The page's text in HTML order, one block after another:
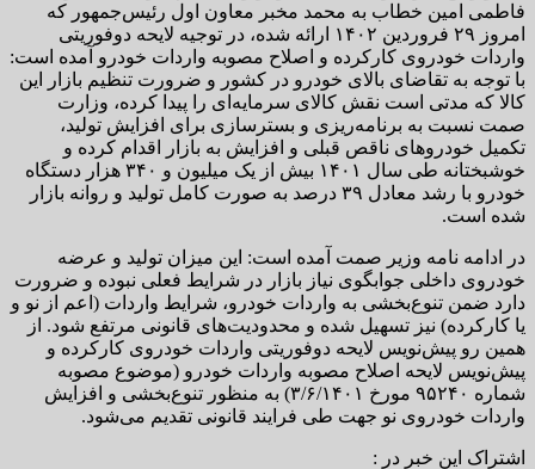
فاطمی امین خطاب به محمد مخبر معاون اول رئیس‌جمهور که
امروز ۲۹ فروردین ۱۴۰۲ ارائه شده، در توجیه لایحه دوفوریتی
واردات خودروی کارکرده و اصلاح مصوبه واردات خودرو آمده است:
با توجه به تقاضای بالای خودرو در کشور و ضرورت تنظیم بازار این
کالا که مدتی است نقش کالای سرمایه‌ای را پیدا کرده، وزارت
صمت نسبت به برنامه‌ریزی و بسترسازی برای افزایش تولید،
تکمیل خودروهای ناقص قبلی و افزایش به بازار اقدام کرده و
خوشبختانه طی سال ۱۴۰۱ بیش از یک میلیون و ۳۴۰ هزار دستگاه
خودرو با رشد معادل ۳۹ درصد به صورت کامل تولید و روانه بازار
شده است.
در ادامه نامه وزیر صمت آمده است: این میزان تولید و عرضه
خودروی داخلی جوابگوی نیاز بازار در شرایط فعلی نبوده و ضرورت
دارد ضمن تنوع‌بخشی به واردات خودرو، شرایط واردات (اعم از نو و
یا کارکرده) نیز تسهیل شده و محدودیت‌های قانونی مرتفع شود. از
همین رو پیش‌نویس لایحه دوفوریتی واردات خودروی کارکرده و
پیش‌نویس لایحه اصلاح مصوبه واردات خودرو (موضوع مصوبه
شماره ۹۵۲۴۰ مورخ ۳/۶/۱۴۰۱) به منظور تنوع‌بخشی و افزایش
واردات خودروی نو جهت طی فرایند قانونی تقدیم می‌شود.
اشتراک این خبر در :